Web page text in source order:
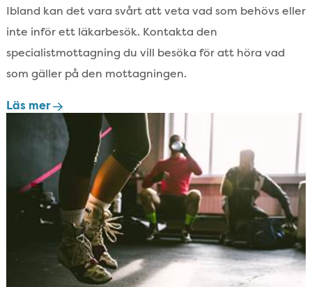
Ibland kan det vara svårt att veta vad som behövs eller
inte inför ett läkarbesök. Kontakta den
specialistmottagning du vill besöka för att höra vad
som gäller på den mottagningen.
Läs mer